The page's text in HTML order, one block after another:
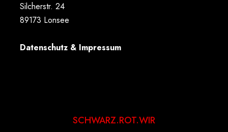
Silcherstr. 24
89173 Lonsee
Datenschutz & Impressum
SCHWARZ.ROT.WIR